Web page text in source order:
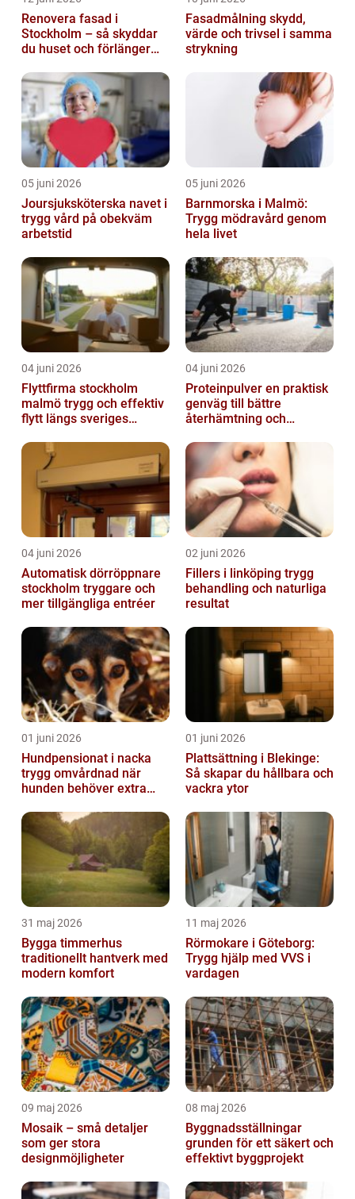
Renovera fasad i
Stockholm – så skyddar
du huset och förlänger
Fasadmålning skydd,
värde och trivsel i samma
strykning
05 juni 2026
Joursjuksköterska navet i
trygg vård på obekväm
arbetstid
05 juni 2026
Barnmorska i Malmö:
Trygg mödravård genom
hela livet
04 juni 2026
Flyttfirma stockholm
malmö trygg och effektiv
flytt längs sveriges
04 juni 2026
Proteinpulver en praktisk
genväg till bättre
återhämtning och
04 juni 2026
Automatisk dörröppnare
stockholm tryggare och
mer tillgängliga entréer
02 juni 2026
Fillers i linköping trygg
behandling och naturliga
resultat
01 juni 2026
Hundpensionat i nacka
trygg omvårdnad när
hunden behöver extra
01 juni 2026
Plattsättning i Blekinge:
Så skapar du hållbara och
vackra ytor
31 maj 2026
Bygga timmerhus
traditionellt hantverk med
modern komfort
11 maj 2026
Rörmokare i Göteborg:
Trygg hjälp med VVS i
vardagen
09 maj 2026
Mosaik – små detaljer
som ger stora
designmöjligheter
08 maj 2026
Byggnadsställningar
grunden för ett säkert och
effektivt byggprojekt